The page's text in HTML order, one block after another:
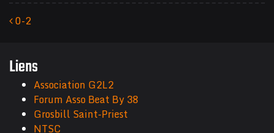
0-2
Liens
Association G2L2
Forum Asso Beat By 38
Grosbill Saint-Priest
NTSC